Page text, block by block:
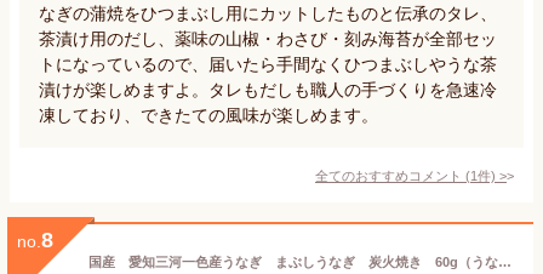
なぎの蒲焼をひつまぶし用にカットしたものと伝承のタレ、
茶漬け用のだし、薬味の山椒・わさび・刻み海苔が全部セッ
トになっているので、届いたら手間なくひつまぶしやうな茶
漬けが楽しめますよ。タレもだしも職人の手づくりを急速冷
凍しており、できたての風味が楽しめます。
全てのおすすめコメント (1件) >
no. 8
国産 愛知三河一色産うなぎ まぶしうなぎ 炭火焼き 60g（うなぎ50g＋タレ10g）10人前『うなぎ』【送料無料】【冷凍便配送】【国産鰻】【国内産】【ウナギ】【丑の日】【土用丑】